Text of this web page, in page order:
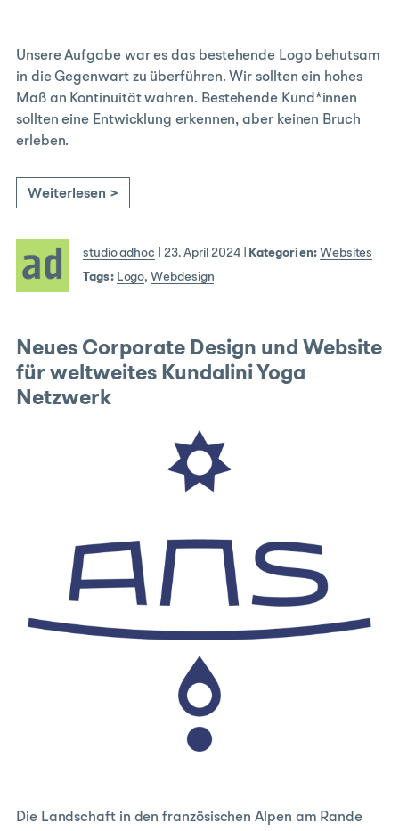
Unsere Aufgabe war es das bestehende Logo behutsam
in die Gegenwart zu überführen. Wir sollten ein hohes
Maß an Kontinuität wahren. Bestehende Kund*innen
sollten eine Entwicklung erkennen, aber keinen Bruch
erleben.
Weiterlesen >
studio adhoc 23. April 2024| Kategorien: Websites
Tags: Logo,Webdesign
Neues Corporate Design und Website
für weltweites Kundalini Yoga
Netzwerk
Die Landschaft in den französischen Alpen am Rande